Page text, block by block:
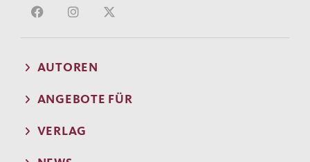
AUTOREN
ANGEBOTE FÜR
VERLAG